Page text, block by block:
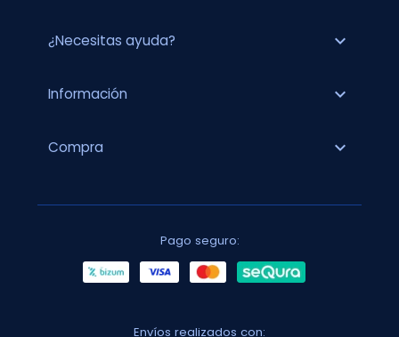
¿Necesitas ayuda? expand_more
Información expand_more
Compra expand_more
Pago seguro:
Envíos realizados con: